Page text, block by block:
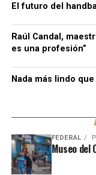
El futuro del
Raúl Candal,
es una profesión”
Nada más lindo
FEDERAL
Museo del